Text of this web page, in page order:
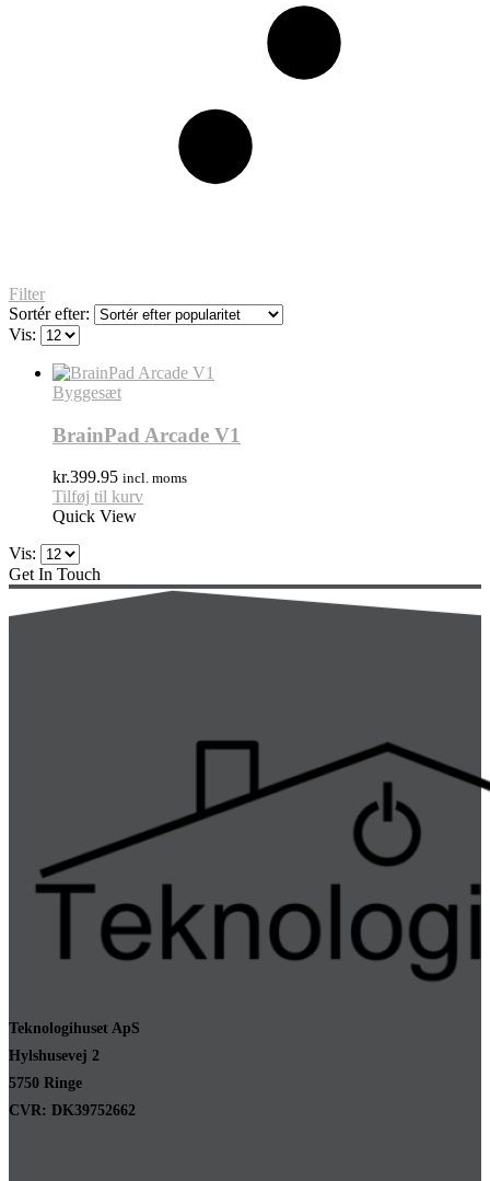
Filter
Sortér efter:
Vis:
Byggesæt
BrainPad Arcade V1
kr.399.95 incl. moms
Tilføj til kurv
Quick View
Vis:
Get In Touch
Teknologihuset ApS
Hylshusevej 2
5750 Ringe
CVR: DK39752662